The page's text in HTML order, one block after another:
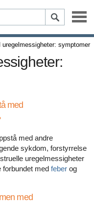
påvirker din
dysfunksjon
dysfunksjon
uregelmessigheter: symptomer
med
med andre
sykdom, forstyrrelse
uregelmessigheter
med feber og
med